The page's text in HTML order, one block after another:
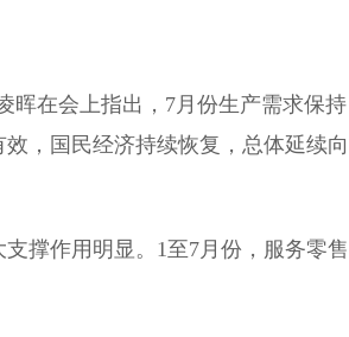
在会上指出，7月份生产需求保持
，国民经济持续恢复，总体延续向
撑作用明显。1至7月份，服务零售